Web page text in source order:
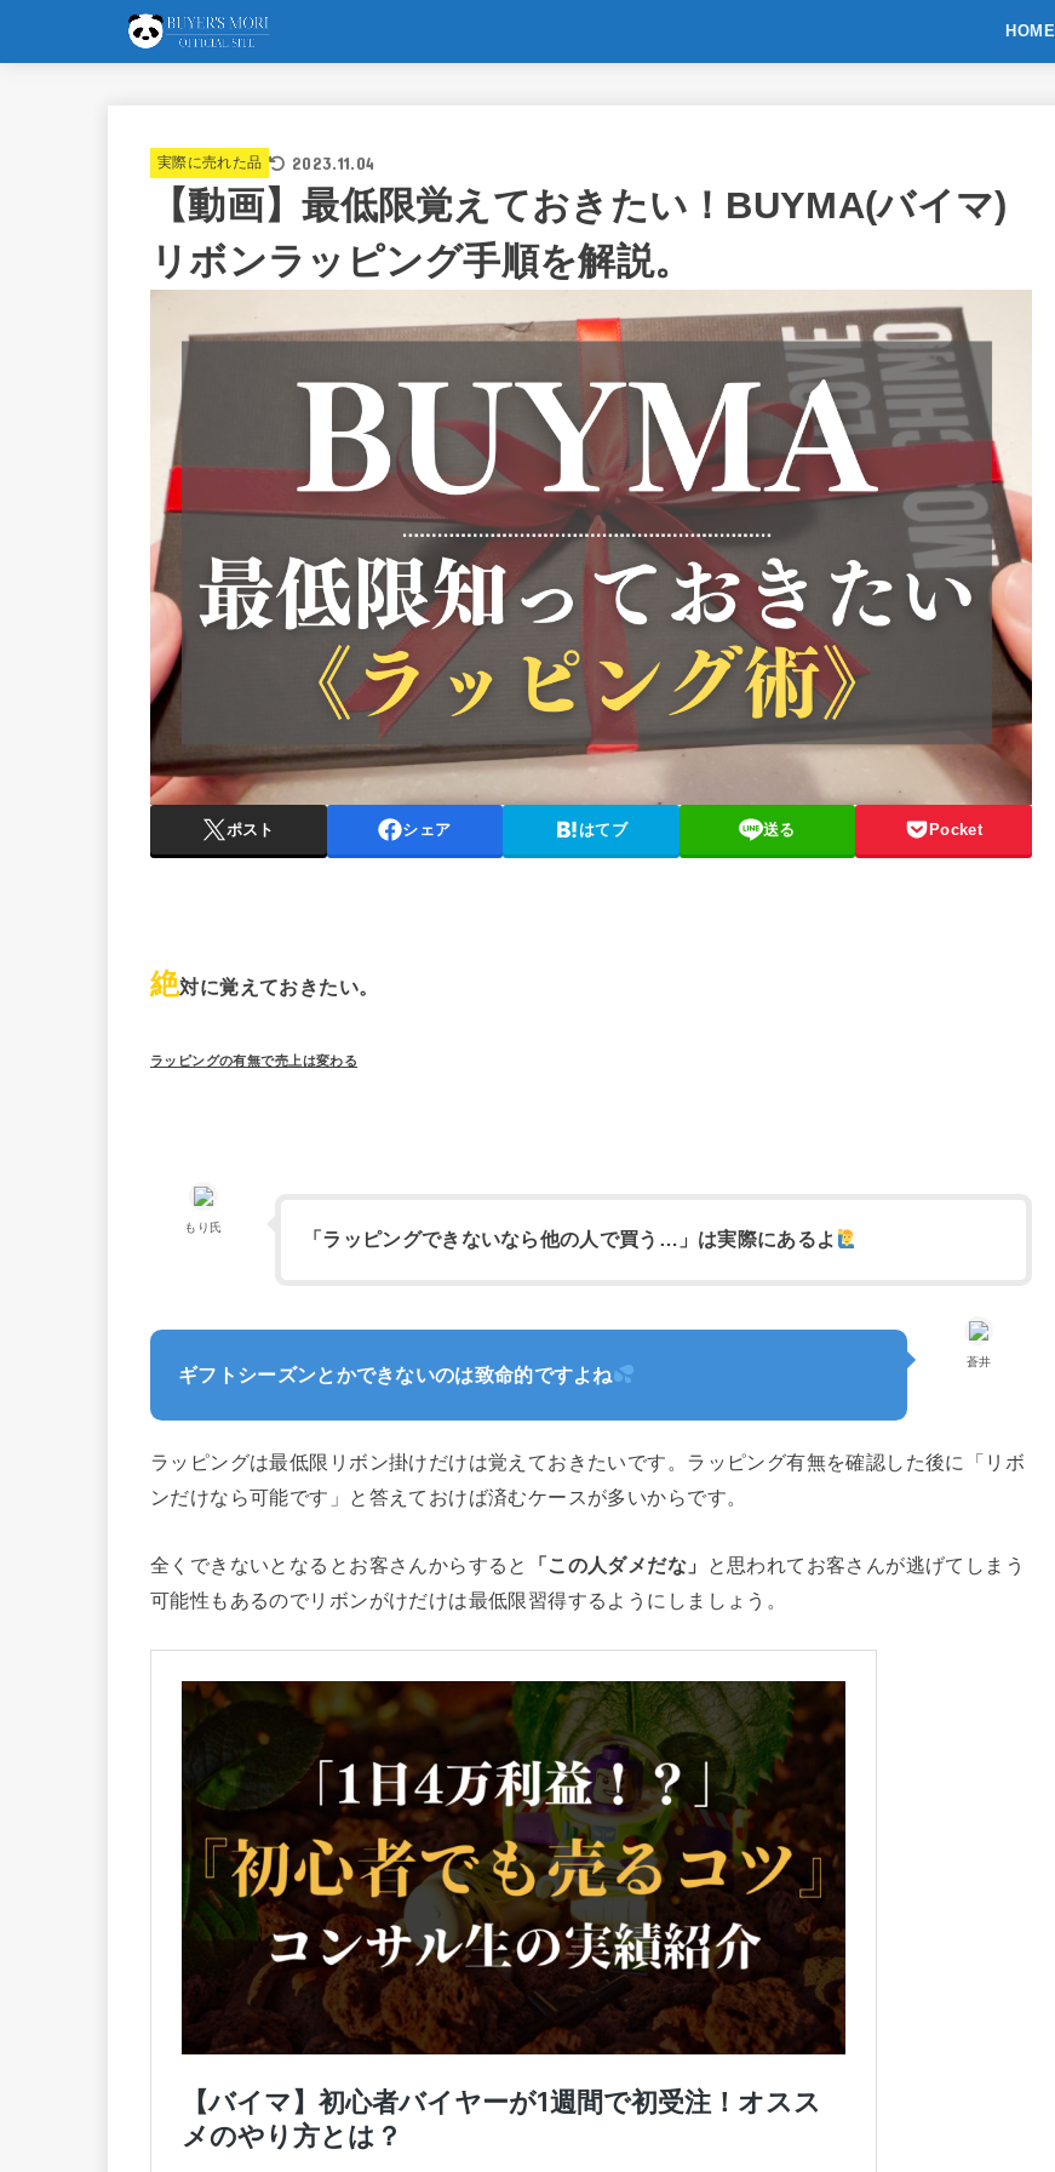
HOME
実際に売れた品 2023.11.04
【動画】最低限覚えておきたい！BUYMA(バイマ)
リボンラッピング手順を解説。
ポスト シェア はてブ 送る Pocket
絶対に覚えておきたい。
ラッピングの有無で売上は変わる
もり氏
「ラッピングできないなら他の人で買う…」は実際にあるよ
蒼井
ギフトシーズンとかできないのは致命的ですよね
ラッピングは最低限リボン掛けだけは覚えておきたいです。ラッピング有無を確認した後に「リボ
ンだけなら可能です」と答えておけば済むケースが多いからです。
全くできないとなるとお客さんからすると 「この人ダメだな」
と思われてお客さんが逃げてしまう
可能性もあるのでリボンがけだけは最低限習得するようにしましょう。